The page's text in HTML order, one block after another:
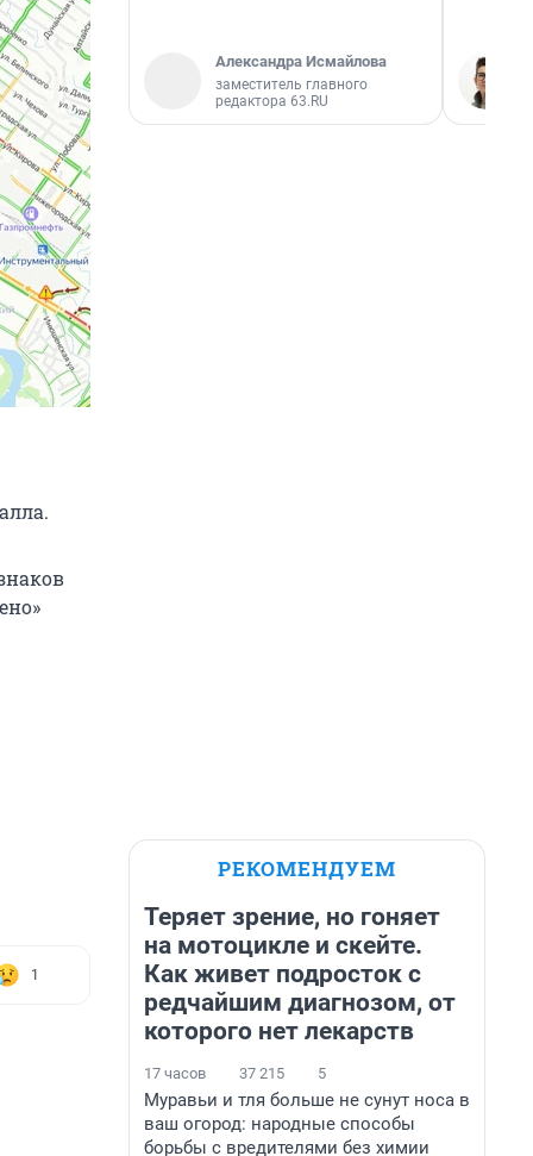
1
Александра Исмайлова
заместитель главного
редактора 63.RU
РЕКОМЕНДУЕМ
Теряет зрение, но гоняет
на мотоцикле и скейте.
Как живет подросток с
редчайшим диагнозом, от
которого нет лекарств
17 часов 37 215 5
Муравьи и тля больше не сунут носа в
ваш огород: народные способы
борьбы с вредителями без химии